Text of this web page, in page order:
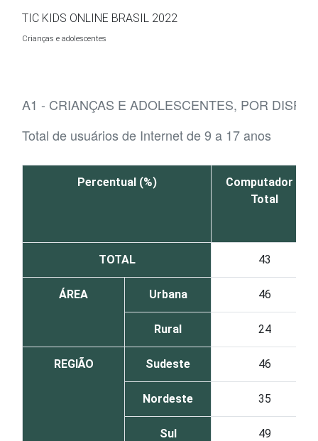
TIC KIDS ONLINE BRASIL 2022
Crianças e adolescentes
A1 - CRIANÇAS E ADOLESCENTES, POR
Total de usuários de Internet de 9 a 17 anos
Percentual (%)
Computador –
Total
TOTAL 43
ÁREA Urbana 46
Rural 24
REGIÃO Sudeste 46
Nordeste 35
Sul 49